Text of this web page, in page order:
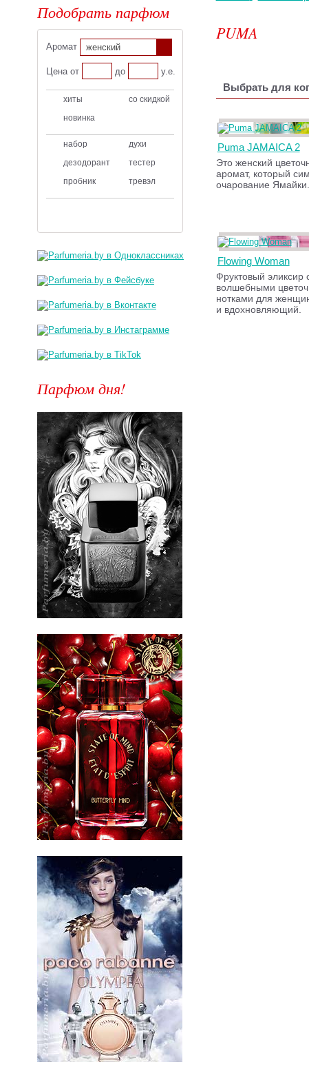
PUMA
Выбрать для
Puma JAMAICA 2
Это женский
аромат, который
очарование Ямайки.
Flowing Woman
Фруктовый эликсир
волшебными
нотками для
и вдохновляющий.
Подобрать парфюм
Аромат женский
Цена от до у.е.
хиты
со скидкой
новинка
набор
духи
дезодорант
тестер
пробник
тревэл
Парфюм дня!